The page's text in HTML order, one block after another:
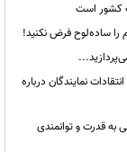
کشور است
را ساده‌لوح فرض نکنید!
نمایندگان درباره
به قدرت و توانمندی